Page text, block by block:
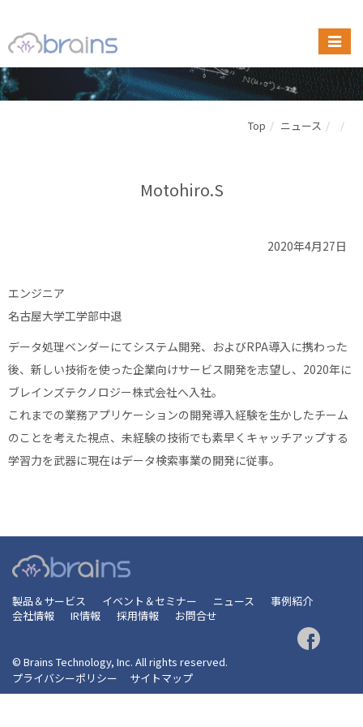
Top ニュース
Motohiro.S
2020年4月27日
エンジニア
名古屋大学工学部中退
データ処理ベンダーにてシステム開発、およびRPA導入に携わった
後、新しい技術を使った企業向けサービス開発を志望し、2020年に
ブレインズテクノロジー株式会社へ入社。
これまでの業務アプリケーションの開発導入経験を生かしたチーム
のことを考えた視点、未経験の技術でも素早くキャッチアップする
学習力を武器に現在はデータ検索事業の開発に従事。
製品＆サービス イベント＆セミナー ニュース
事例紹介
会社情報
IR情報 採用情報 お問合せ
© Brains Technology, Inc. All rights reserved.
プライバシーポリシー
サイトマップ